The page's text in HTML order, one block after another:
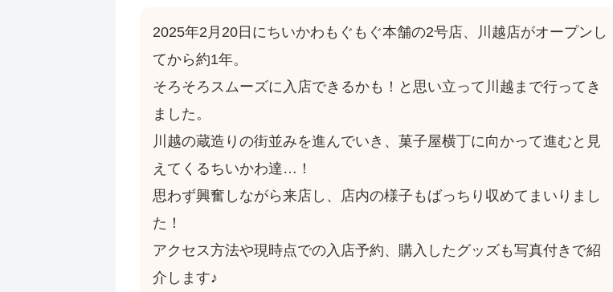
2025年2月20日にちいかわもぐもぐ本舗の2号店、川越店がオープンし
てから約1年。
そろそろスムーズに入店できるかも！と思い立って川越まで行ってき
ました。
川越の蔵造りの街並みを進んでいき、菓子屋横丁に向かって進むと見
えてくるちいかわ達…！
思わず興奮しながら来店し、店内の様子もばっちり収めてまいりまし
た！
アクセス方法や現時点での入店予約、購入したグッズも写真付きで紹
介します♪